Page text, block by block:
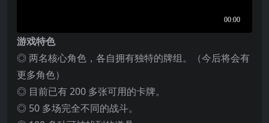
游戏特色
◎ 两名核心角色，各自拥有独特的牌组。（今后将会有
更多角色）
◎ 目前已有 200 多张可用的卡牌。
◎ 50 多场完全不同的战斗。